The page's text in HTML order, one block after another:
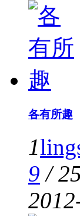
各有所趣
1
9 /